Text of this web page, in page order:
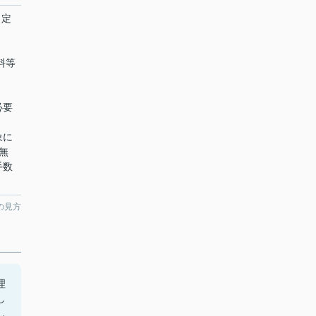
等
要
数
見方